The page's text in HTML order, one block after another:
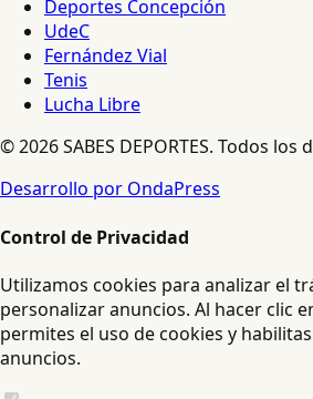
Deportes Concepción
UdeC
Fernández Vial
Tenis
Lucha Libre
© 2026 SABES DEPORTES. Todos
Desarrollo por OndaPress
Control de Privacidad
Utilizamos cookies para analizar el
personalizar anuncios. Al hacer clic
permites el uso de cookies y
anuncios.